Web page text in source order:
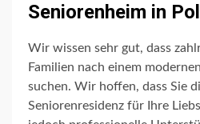
Seniorenheim in
Wir wissen sehr gut, dass
Familien nach einem
suchen. Wir hoffen, dass Sie
Seniorenresidenz für Ihre